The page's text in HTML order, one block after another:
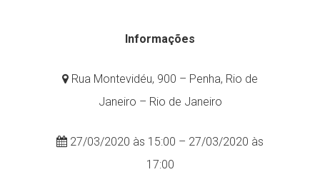
Informações
Rua Montevidéu, 900 – Penha, Rio de
Janeiro – Rio de Janeiro
27/03/2020 às 15:00 – 27/03/2020 às
17:00